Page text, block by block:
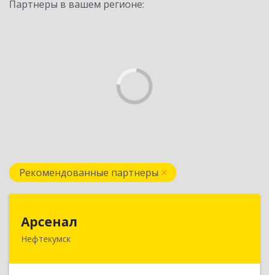
Партнеры в вашем регионе:
Рекомендованные партнеры
Арсенал
Нефтекумск